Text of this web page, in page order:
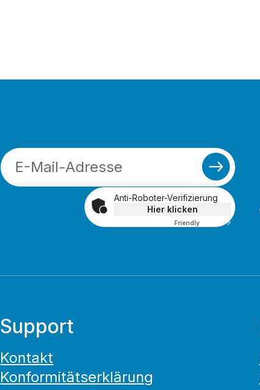
Anti-Roboter-Verifizierung
Hier klicken
FriendlyCaptcha ⇗
Support
Kontakt
Konformitätserklärung